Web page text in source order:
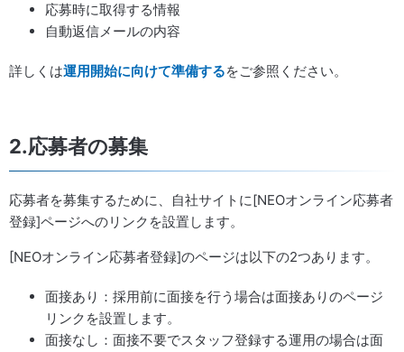
応募時に取得する情報
自動返信メールの内容
詳しくは運用開始に向けて準備するをご参照ください。
2.応募者の募集
応募者を募集するために、自社サイトに[NEOオンライン応募者
登録]ページへのリンクを設置します。
[NEOオンライン応募者登録]のページは以下の2つあります。
面接あり：採用前に面接を行う場合は面接ありのページ
リンクを設置します。
面接なし：面接不要でスタッフ登録する運用の場合は面